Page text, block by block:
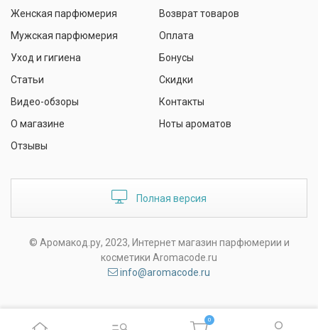
Женская парфюмерия
Мужская парфюмерия
Уход и гигиена
Статьи
Видео-обзоры
О магазине
Отзывы
Возврат товаров
Оплата
Бонусы
Скидки
Контакты
Ноты ароматов
Полная версия
© Аромакод.ру, 2023, Интернет магазин парфюмерии и
косметики Aromacode.ru
info@aromacode.ru
0